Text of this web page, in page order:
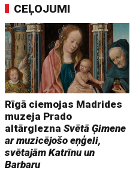
CEĻOJUMI
Rīgā ciemojas Madrides
muzeja Prado
altārgleznaSvētā Ģimene
ar muzicējošo eņģeli,
svētajām Katrīnu un
Barbaru